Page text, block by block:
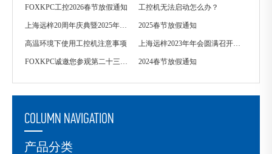
FOXKPC工控2026春节放假通知 工控机无法启动怎么办？
2025春节放假通知
高温环境下使用工控机注意事项 上海远梓2023年年会圆满召开！！！
2024春节放假通知
COLUMN NAVIGATION
产品分类